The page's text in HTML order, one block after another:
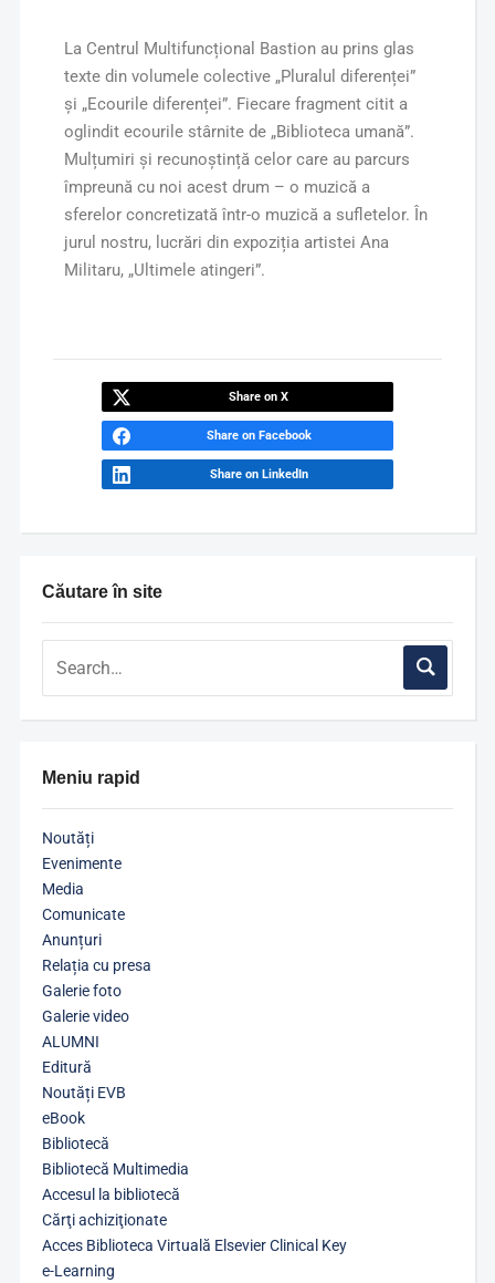
Căutare în site
Meniu rapid
Noutăți
Evenimente
Media
Comunicate
Anunțuri
Relația cu presa
Galerie foto
Galerie video
ALUMNI
Editură
Noutăți EVB
eBook
Bibliotecă
Bibliotecă Multimedia
Accesul la bibliotecă
Cărţi achiziţionate
Acces Biblioteca Virtuală Elsevier Clinical Key
e-Learning
La Centrul Multifuncțional Bastion au prins glas
texte din volumele colective „Pluralul diferenței”
și „Ecourile diferenței”. Fiecare fragment citit a
oglindit ecourile stârnite de „Biblioteca umană”.
Mulțumiri și recunoștință celor care au parcurs
împreună cu noi acest drum – o muzică a
sferelor concretizată într-o muzică a sufletelor. În
jurul nostru, lucrări din expoziția artistei Ana
Militaru, „Ultimele atingeri”.
Share on X
Share on Facebook
Share on LinkedIn